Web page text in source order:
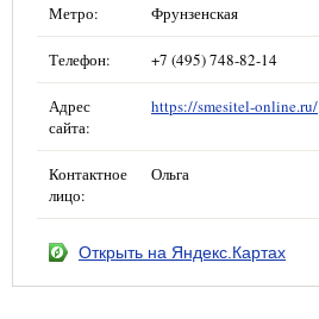
Метро: Фрунзенская
Телефон: +7 (495) 748-82-14
Адрес
сайта:
https://smesitel-online.ru/
Контактное
лицо:
Ольга
Открыть на Яндекс.Картах